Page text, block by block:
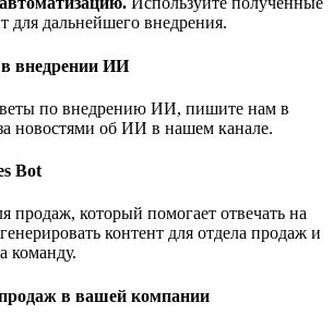
для дальнейшего внедрения.
внедрении ИИ
по внедрению ИИ, пишите нам в
новостями об ИИ в нашем канале.
Bot
продаж, который помогает отвечать на
контент для отдела продаж и
команду.
в вашей компании